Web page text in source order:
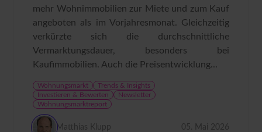
mehr Wohnimmobilien zur Miete und zum Kauf
angeboten als im Vorjahresmonat. Gleichzeitig
verkürzte sich die durchschnittliche
Vermarktungsdauer, besonders bei
Kaufimmobilien. Auch die Preisentwicklung...
Wohnungsmarkt
Trends & Insights
Investieren & Bewerten
Newsletter
Wohnungsmarktreport
Matthias Klupp 05. Mai 2026